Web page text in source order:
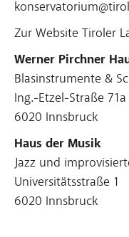
Zur Website Tiroler
Werner Pirchner
Blasinstrumente &
Ing.-Etzel-Straße 71a
6020 Innsbruck
Haus der Musik
Jazz und
Universitätsstraße 1
6020 Innsbruck